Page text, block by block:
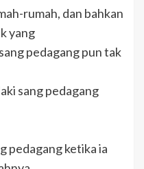
rumah, dan bahkan
yang
pedagang pun tak
sang pedagang
pedagang ketika ia